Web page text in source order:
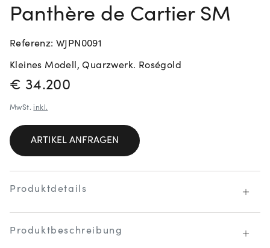
Panthère de Cartier SM
Referenz: WJPN0091
Kleines Modell, Quarzwerk. Roségold
PREISINFORMATIONEN
€ 34.200
MwSt. inkl.
ARTIKEL ANFRAGEN
Produktdetails
Produktbeschreibung